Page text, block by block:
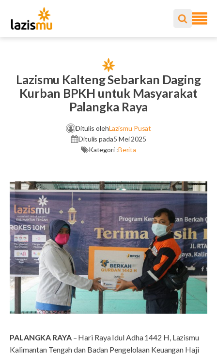
Lazismu Kalteng Sebarkan Daging
Kurban BPKH untuk Masyarakat
Palangka Raya
Ditulis olehLazismu Pusat
Ditulis pada5 Mei 2025
Kategori :Berita
PALANGKA RAYA– Hari Raya Idul Adha 1442 H, Lazismu
Kalimantan Tengah dan Badan Pengelolaan Keuangan Haji